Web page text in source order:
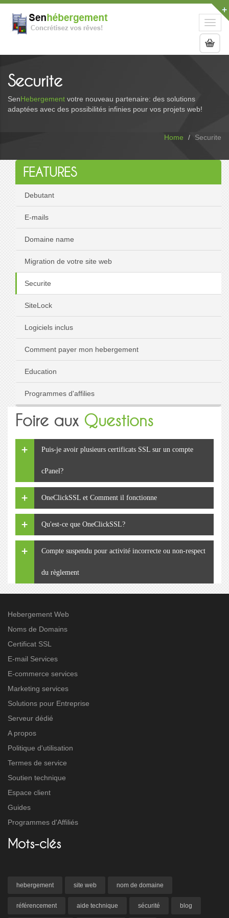
Securite
SenHebergement votre nouveau partenaire: des solutions
adaptées avec des possibilités infinies pour vos projets web!
Home Securite
FEATURES
Debutant
E-mails
Domaine name
Migration de votre site web
Securite
SiteLock
Logiciels inclus
Comment payer mon hebergement
Education
Programmes d'affilies
Foire aux Questions
Puis-je avoir plusieurs certificats SSL sur un compte
cPanel?
OneClickSSL et Comment il fonctionne
Qu'est-ce que OneClickSSL?
Compte suspendu pour activité incorrecte ou non-respect
du règlement
Hebergement Web
Noms de Domains
Certificat SSL
E-mail Services
E-commerce services
Marketing services
Solutions pour Entreprise
Serveur dédié
A propos
Politique d'utilisation
Termes de service
Soutien technique
Espace client
Guides
Programmes d'Affiliés
Mots-clés
hebergement site web nom de domaine
référencement aide technique sécurité blog